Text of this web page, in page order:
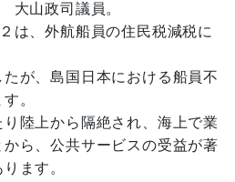
山政司議員。
、外航船員の住民税減税に
が、島国日本における船員不
。
陸上から隔絶され、海上で業
ら、公共サービスの受益が著
ます。